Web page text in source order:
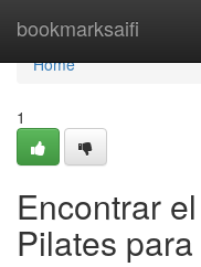
bookmarksaifi
Home
Home
1
Encontrar
Pilates para